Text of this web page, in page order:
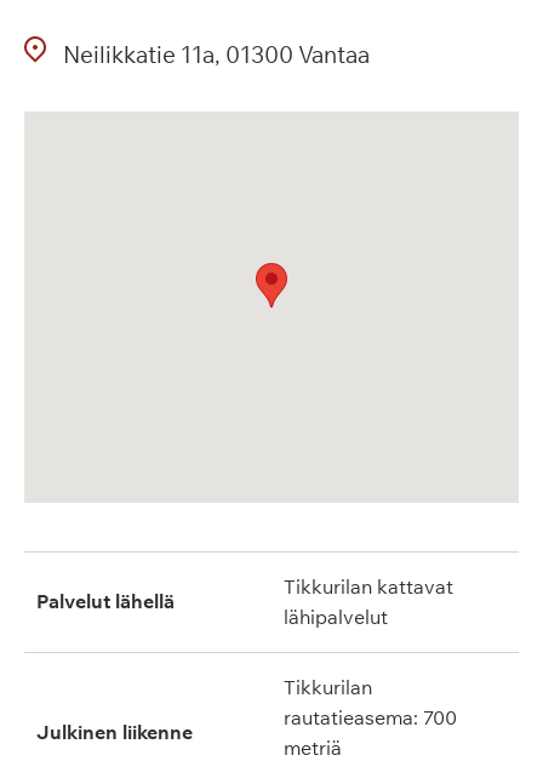
Neilikkatie 11a 01300 Vantaa
Palvelut lähellä
Tikkurilan kattavat
lähipalvelut
Julkinen liikenne
Tikkurilan
rautatieasema: 700
metriä